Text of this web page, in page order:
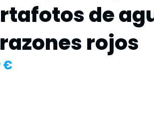
de
rojos
€